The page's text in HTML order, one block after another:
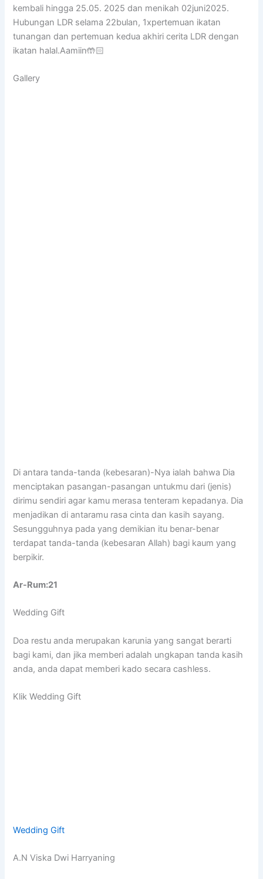
kembali hingga 25.05. 2025 dan menikah 02juni2025.
Hubungan LDR selama 22bulan, 1xpertemuan ikatan
tunangan dan pertemuan kedua akhiri cerita LDR dengan
ikatan halal.Aamiin🤲🏻
Gallery
Di antara tanda-tanda (kebesaran)-Nya ialah bahwa Dia
menciptakan pasangan-pasangan untukmu dari (jenis)
dirimu sendiri agar kamu merasa tenteram kepadanya. Dia
menjadikan di antaramu rasa cinta dan kasih sayang.
Sesungguhnya pada yang demikian itu benar-benar
terdapat tanda-tanda (kebesaran Allah) bagi kaum yang
berpikir.
Ar-Rum:21
Wedding Gift
Doa restu anda merupakan karunia yang sangat berarti
bagi kami, dan jika memberi adalah ungkapan tanda kasih
anda, anda dapat memberi kado secara cashless.
Klik Wedding Gift
Wedding Gift
A.N Viska Dwi Harryaning